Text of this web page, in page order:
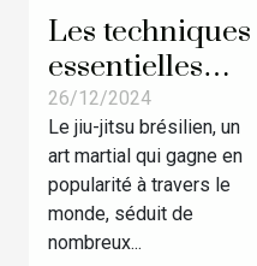
Les techniques
essentielles
pour
débutants en
jiu-jitsu
brésilien
26/12/2024
Le jiu-jitsu brésilien, un
art martial qui gagne en
popularité à travers le
monde, séduit de
nombreux...